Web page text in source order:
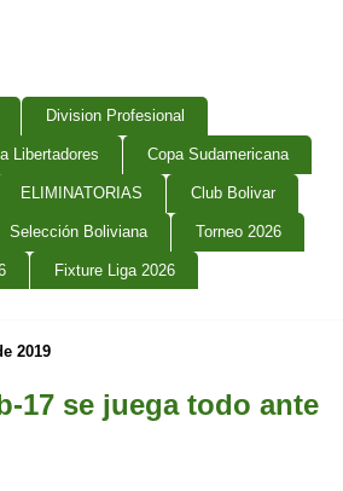
Division Profesional
Libertadores Copa Sudamericana
ELIMINATORIAS Club Bolivar
Selección Boliviana Torneo 2026
Fixture Liga 2026
2019
17 se juega todo ante